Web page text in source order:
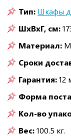
Тип: Шкафы
ШxВxГ, см:
Материал:
Сроки
Гарантия:12
Форма
Кол-во
Вес:100.5 кг.